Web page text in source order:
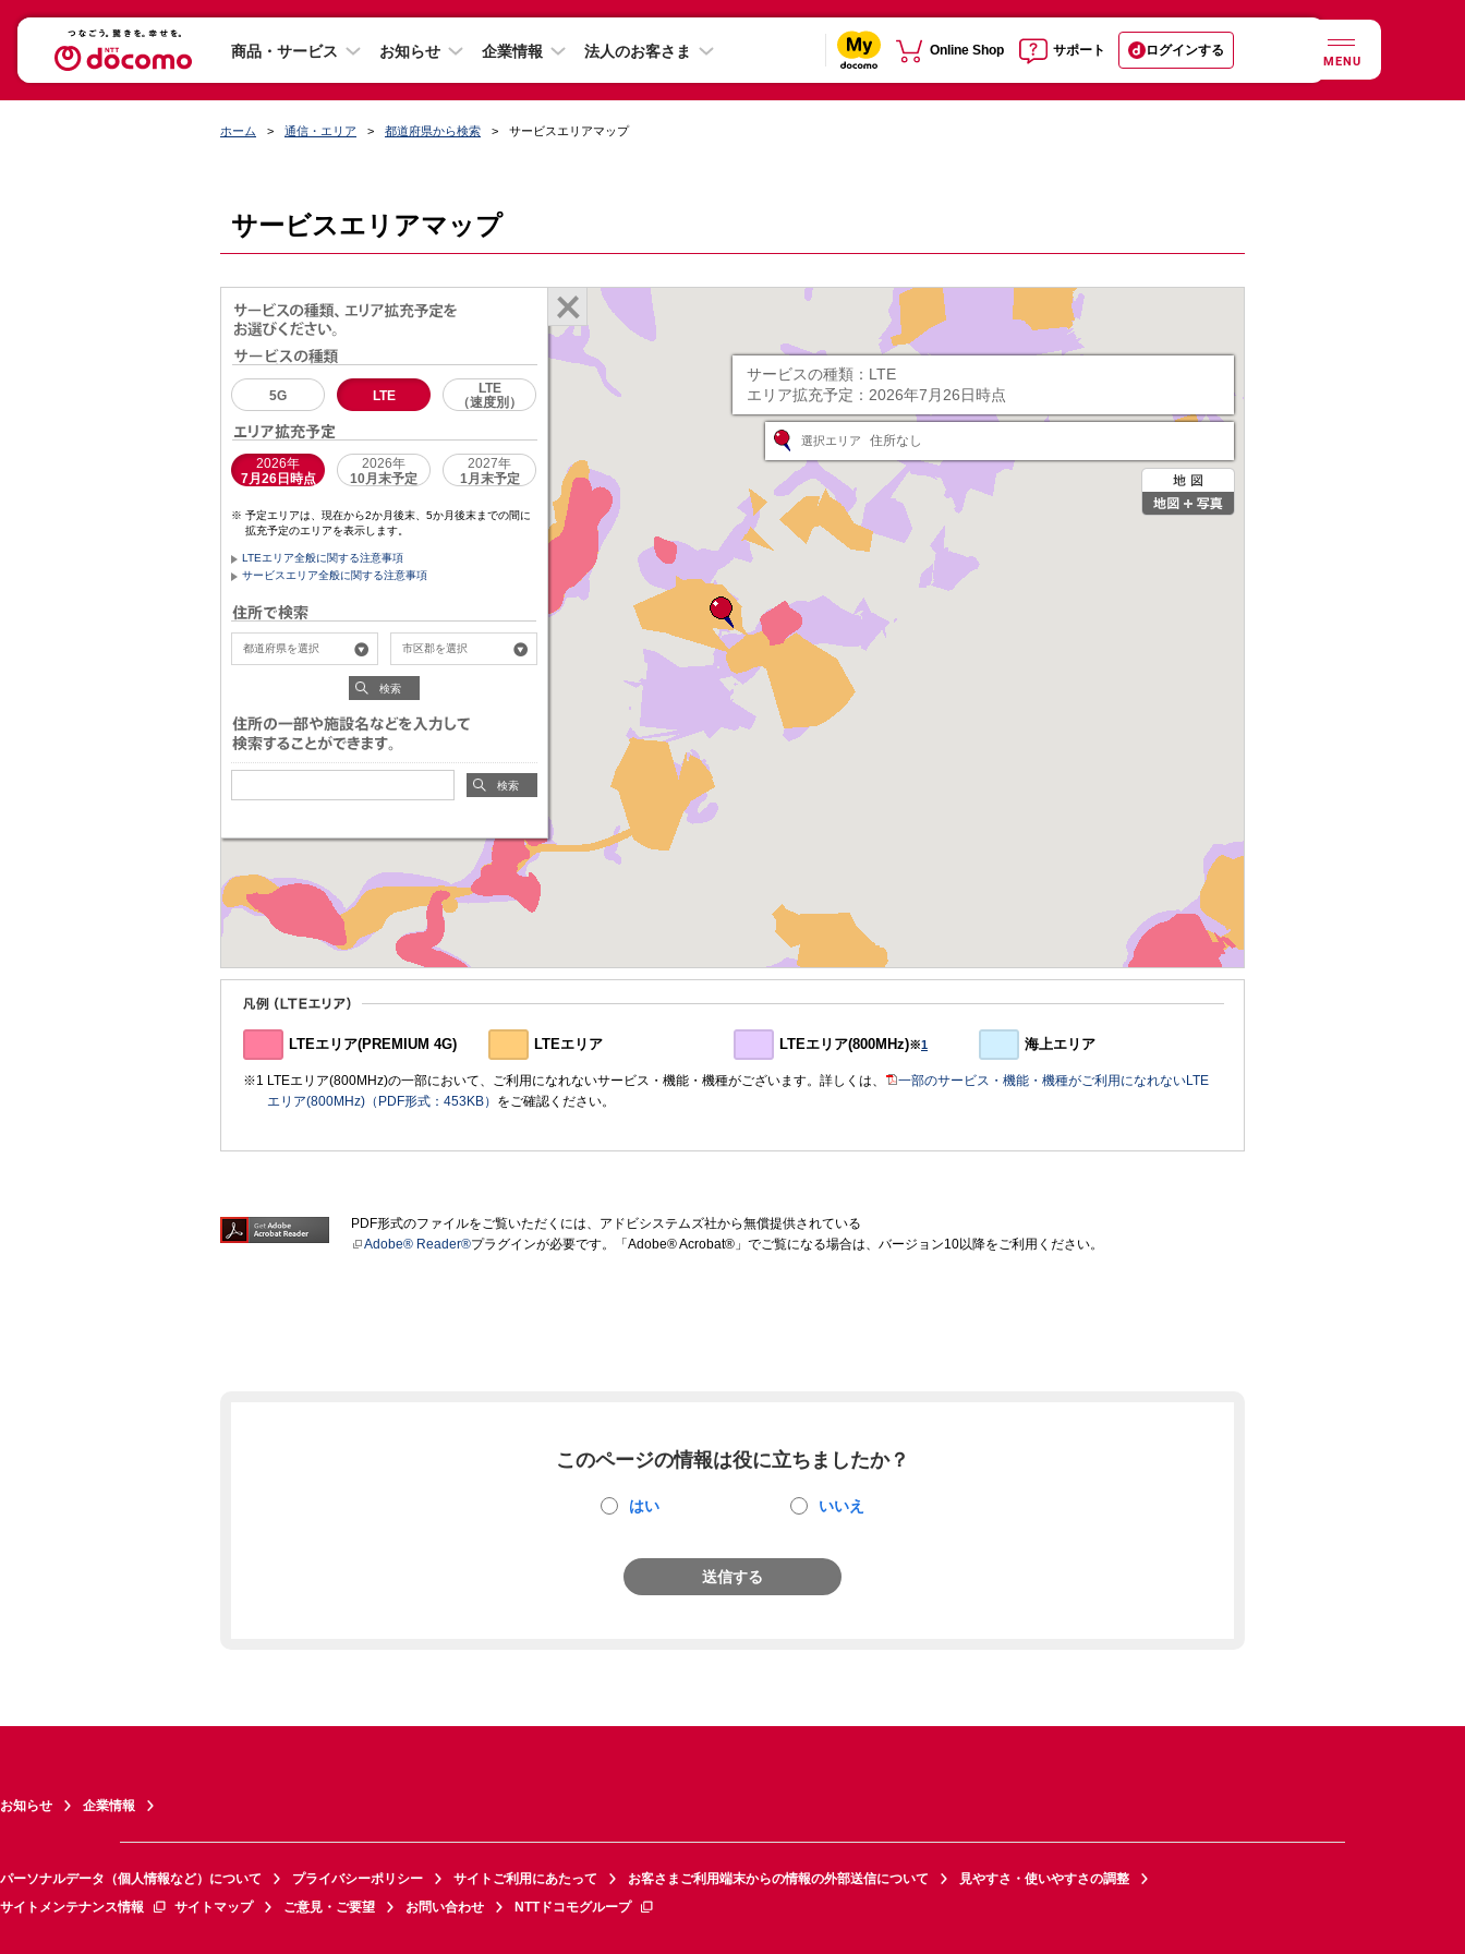
商品・サービス お知らせ 企業情報 法人のお客さま Online Shop サポート ログインする
MENU
ホーム 通信・エリア 都道府県から検索 サービスエリアマップ
サービスエリアマップ
5G LTE
LTE
（速度別）
2026年
7月26日時点
2026年
10月末予定
2027年
1月末予定
予定エリアは、現在から2か月後末、5か月後末までの間に
拡充予定のエリアを表示します。
LTEエリア全般に関する注意事項
サービスエリア全般に関する注意事項
検索
検索
サービスの種類： LTE
エリア拡充予定： 2026年7月26日時点
選択エリア 住所なし
LTEエリア(PREMIUM 4G) LTEエリア LTEエリア(800MHz)※1 海上エリア
LTEエリア(800MHz)の一部において、ご利用になれないサービス・機能・機種がございます。詳しくは、
一部のサービス・機能・機種がご利用になれないLTE
エリア(800MHz)（PDF形式：453KB） をご確認ください。
PDF形式のファイルをご覧いただくには、アドビシステムズ社から無償提供されている
Adobe® Reader®プラグインが必要です。「Adobe® Acrobat®」でご覧になる場合は、バージョン10以降をご利用ください。
このページの情報は役に立ちましたか？
はい いいえ
送信する
お知らせ 企業情報
パーソナルデータ（個人情報など）について プライバシーポリシー サイトご利用にあたって お客さまご利用端末からの情報の外部送信について
見やすさ・使いやすさの調整
サイトメンテナンス情報
サイトマップ ご意見・ご要望 お問い合わせ NTTドコモグループ